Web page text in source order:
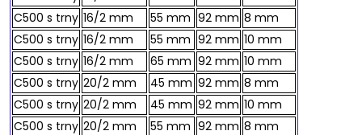
C500 s trny 16/2 mm 55 mm 92 mm 8 mm
C500 s trny 16/2 mm 55 mm 92 mm 10 mm
C500 s trny 16/2 mm 65 mm 92 mm 10 mm
C500 s trny 20/2 mm 45 mm 92 mm 8 mm
C500 s trny 20/2 mm 45 mm 92 mm 10 mm
C500 s trny 20/2 mm 55 mm 92 mm 8 mm